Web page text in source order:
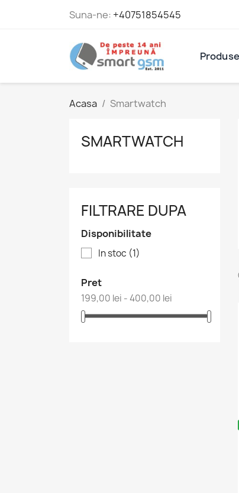
Suna-ne: +40751854545
Produse
Acasa Smartwatch
SMARTWATCH
FILTRARE DUPA
Disponibilitate
In stoc (1)
Pret
199,00 lei - 400,00 lei